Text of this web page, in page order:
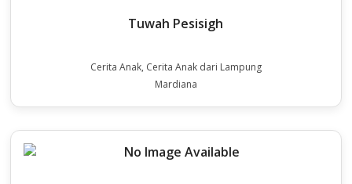
Tuwah Pesisigh
Cerita Anak, Cerita Anak dari Lampung
Mardiana